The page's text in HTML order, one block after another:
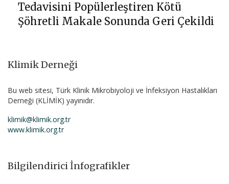
Tedavisini Popülerleştiren Kötü
Şöhretli Makale Sonunda Geri Çekildi
Klimik Derneği
Bu web sitesi, Türk Klinik Mikrobiyoloji ve İnfeksiyon Hastalıkları
Derneği (KLİMİK) yayınıdır.
klimik@klimik.org.tr
www.klimik.org.tr
Bilgilendirici İnfografikler